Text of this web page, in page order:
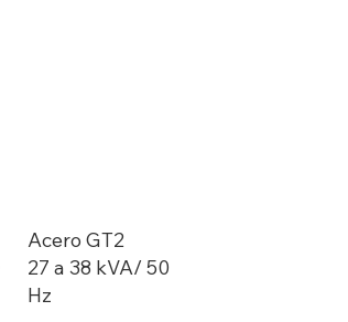
Acero GT2
27 a 38 kVA/ 50
Hz